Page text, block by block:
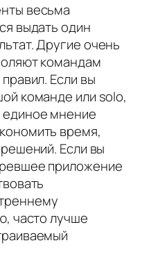
весьма
выдать один
Другие очень
командам
Если вы
команде или solo,
мнение
время,
Если вы
приложение
часто лучше